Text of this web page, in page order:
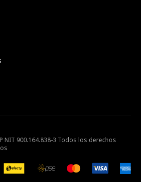
NIT 900.164.838-3 Todos los derechos